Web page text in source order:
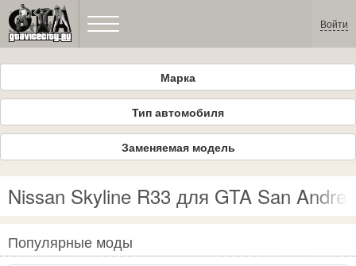
Войти
Марка
Тип автомобиля
Заменяемая модель
Nissan Skyline R33 для GTA San
Популярные моды